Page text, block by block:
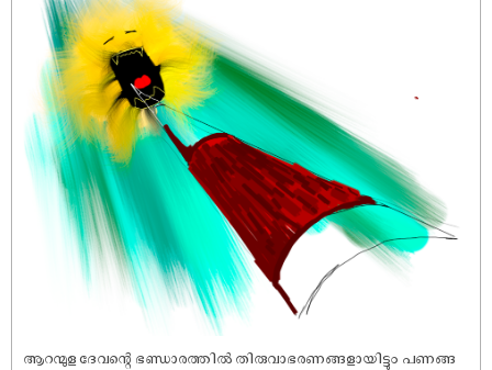
ആറന്മുള ദേവന്റെ ഭണ്ഡാരത്തിൽ തിരുവാഭരണങ്ങളായിട്ടും പണങ്ങ